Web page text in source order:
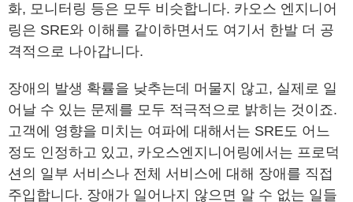
화, 모니터링 등은 모두 비슷합니다. 카오스 엔지니어
링은 SRE와 이해를 같이하면서도 여기서 한발 더 공
격적으로 나아갑니다.
장애의 발생 확률을 낮추는데 머물지 않고, 실제로 일
어날 수 있는 문제를 모두 적극적으로 밝히는 것이죠.
고객에 영향을 미치는 여파에 대해서는 SRE도 어느
정도 인정하고 있고, 카오스엔지니어링에서는 프로덕
션의 일부 서비스나 전체 서비스에 대해 장애를 직접
주입합니다. 장애가 일어나지 않으면 알 수 없는 일들